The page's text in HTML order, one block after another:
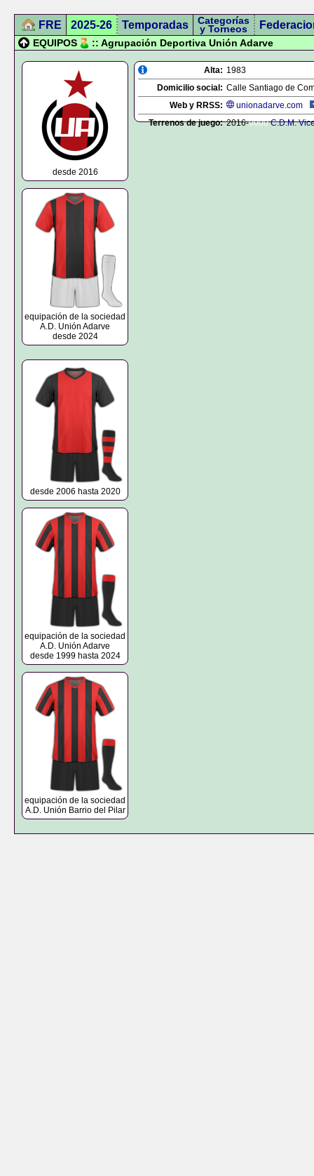
FRE 2025-26 Temporadas Categorías
y Torneos
EQUIPOS :: Agrupación Deportiva Unión Adarve
desde 2016
equipación de la sociedad
A.D. Unión Adarve
desde 2024
desde 2006 hasta 2020
equipación de la sociedad
A.D. Unión Adarve
desde 1999 hasta 2024
equipación de la sociedad
A.D. Unión Barrio del Pilar
Alta: 1983
Domicilio social: Calle Santiago de
Web y RRSS:
unionadarve.com
Terrenos de juego: 2016-0000 C.D.M.